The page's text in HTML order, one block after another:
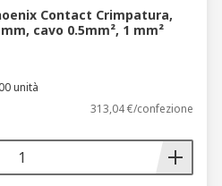
Contact Crimpatura,
cavo 0.5mm², 1 mm²
unità
313,04 €/confezione